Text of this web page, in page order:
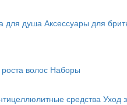
для душа Аксессуары для
волос Наборы
средства Уход